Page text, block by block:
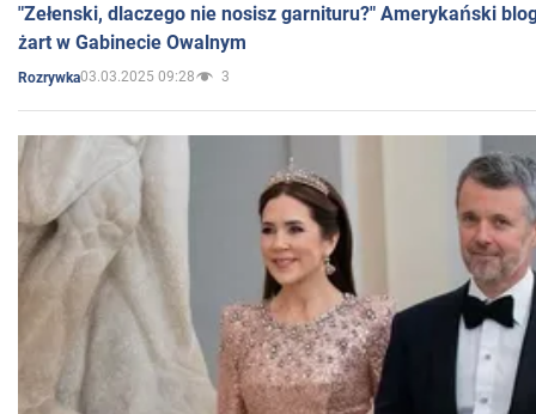
"Zełenski, dlaczego nie nosisz garnituru?" Amerykański
żart w Gabinecie Owalnym
Rozrywka03.03.2025 09:28 3